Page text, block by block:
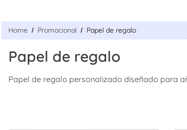
Home Promocional Papel de regalo
Papel de regalo
Papel de regalo personalizado diseñado para